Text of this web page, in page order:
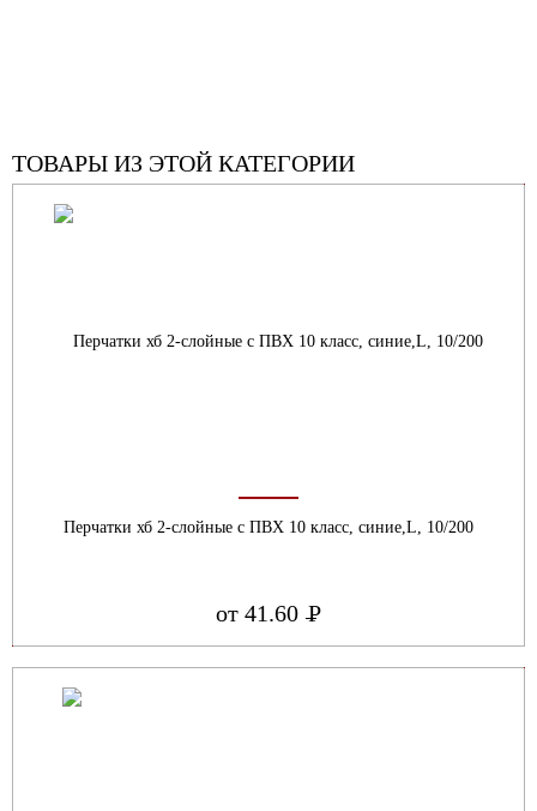
ТОВАРЫ ИЗ ЭТОЙ КАТЕГОРИИ
Перчатки хб 2-слойные с ПВХ 10 класс, синие,L, 10/200
от 41.60 Р
УБ.